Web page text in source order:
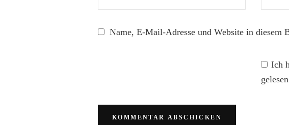
Name, E-Mail-Adresse und Website in diesem
Ich